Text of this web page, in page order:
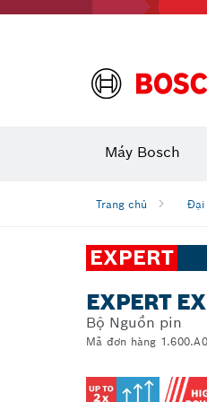
Máy Bosch
Trang chủ Đại
EXPERT
EXPERT
Bộ Nguồn pin
Mã đơn hàng